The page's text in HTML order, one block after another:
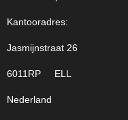
Kantooradres:
Jasmijnstraat 26
6011RP ELL
Nederland